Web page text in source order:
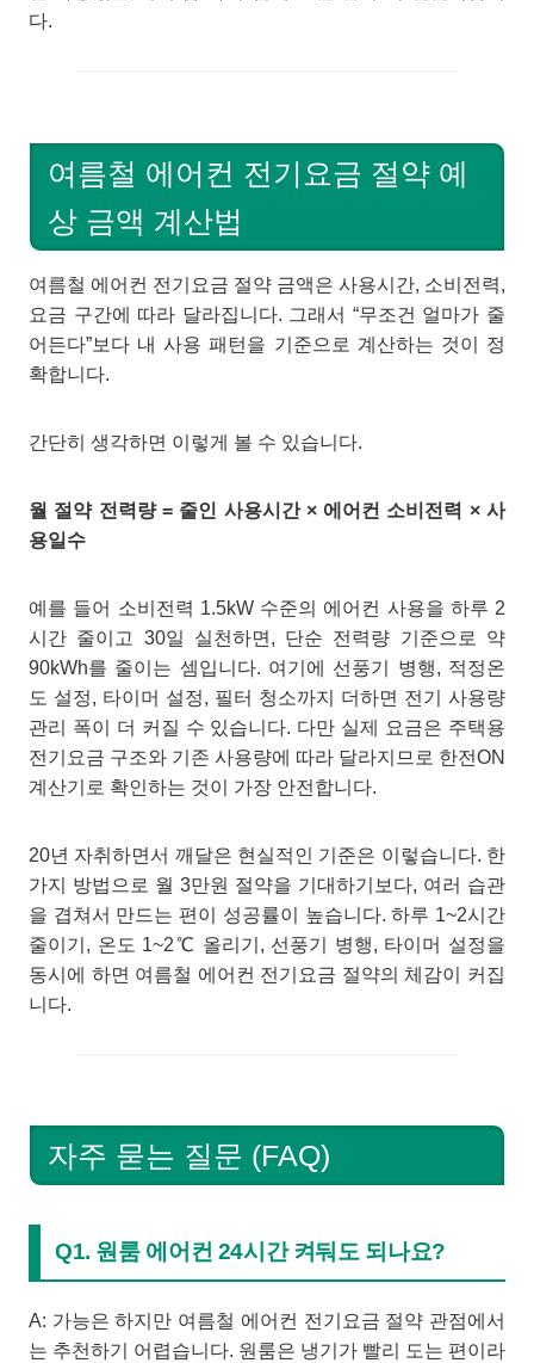
다.
여름철 에어컨 전기요금 절약 예
상 금액 계산법
여름철 에어컨 전기요금 절약 금액은 사용시간, 소비전력,
요금 구간에 따라 달라집니다. 그래서 “무조건 얼마가 줄
어든다”보다 내 사용 패턴을 기준으로 계산하는 것이 정
확합니다.
간단히 생각하면 이렇게 볼 수 있습니다.
월 절약 전력량 = 줄인 사용시간 × 에어컨 소비전력 × 사
용일수
예를 들어 소비전력 1.5kW 수준의 에어컨 사용을 하루 2
시간 줄이고 30일 실천하면, 단순 전력량 기준으로 약
90kWh를 줄이는 셈입니다. 여기에 선풍기 병행, 적정온
도 설정, 타이머 설정, 필터 청소까지 더하면 전기 사용량
관리 폭이 더 커질 수 있습니다. 다만 실제 요금은 주택용
전기요금 구조와 기존 사용량에 따라 달라지므로 한전ON
계산기로 확인하는 것이 가장 안전합니다.
20년 자취하면서 깨달은 현실적인 기준은 이렇습니다. 한
가지 방법으로 월 3만원 절약을 기대하기보다, 여러 습관
을 겹쳐서 만드는 편이 성공률이 높습니다. 하루 1~2시간
줄이기, 온도 1~2℃ 올리기, 선풍기 병행, 타이머 설정을
동시에 하면 여름철 에어컨 전기요금 절약의 체감이 커집
니다.
자주 묻는 질문 (FAQ)
Q1. 원룸 에어컨 24시간 켜둬도 되나요?
A: 가능은 하지만 여름철 에어컨 전기요금 절약 관점에서
는 추천하기 어렵습니다. 원룸은 냉기가 빨리 도는 편이라